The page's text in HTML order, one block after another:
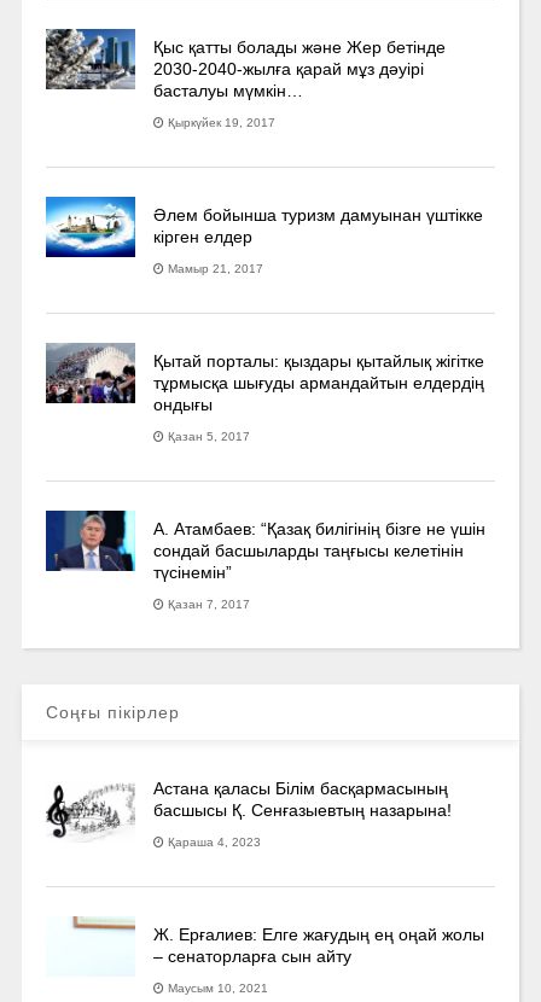
Қыс қатты болады және Жер бетінде
2030-2040­-жылға қарай мұз дәуірі
басталуы мүмкін…
Қыркүйек 19, 2017
Әлем бойынша туризм дамуынан үштікке
кірген елдер
Мамыр 21, 2017
Қытай порталы: қыздары қытайлық жігітке
тұрмысқа шығуды армандайтын елдердің
ондығы
Қазан 5, 2017
А. Атамбаев: “Қазақ билігінің бізге не үшін
сондай басшыларды таңғысы келетінін
түсінемін”
Қазан 7, 2017
Соңғы пікірлер
Астана қаласы Білім басқармасының
басшысы Қ. Сенғазыевтың назарына!
Қараша 4, 2023
Ж. Ерғалиев: Елге жағудың ең оңай жолы
– сенаторларға сын айту
Маусым 10, 2021